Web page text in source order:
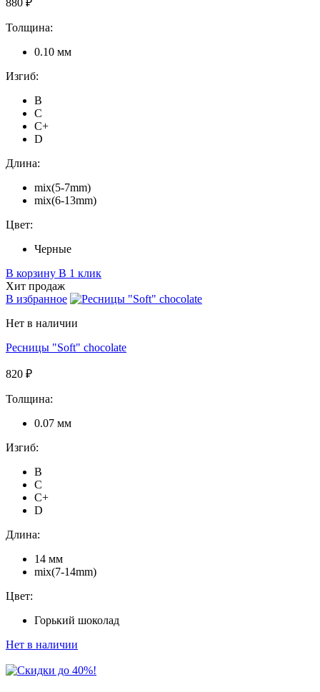
Толщина:
0.10 мм
Изгиб:
B
C
C+
D
Длина:
mix(5-7mm)
mix(6-13mm)
Цвет:
Черные
В корзину В 1 клик
Хит продаж
В избранное
Нет в наличии
Ресницы "Soft" chocolate
820 ₽
Толщина:
0.07 мм
Изгиб:
B
C
C+
D
Длина:
14 мм
mix(7-14mm)
Цвет:
Горький шоколад
Нет в наличии